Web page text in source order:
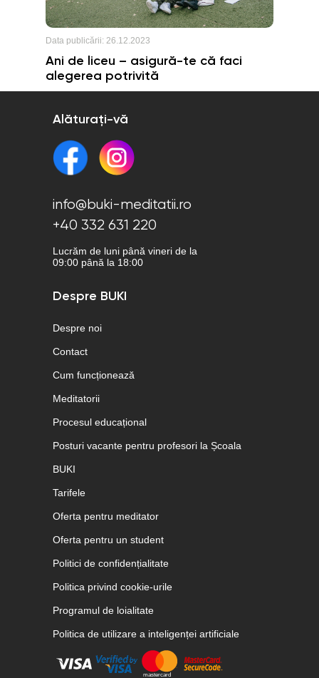
Data publicării: 26.12.2023
Ani de liceu – asigură-te că faci
alegerea potrivită
Alăturați-vă
info@buki-meditatii.ro
+40 332 631 220
Lucrăm de luni până vineri de la
09:00 până la 18:00
Despre BUKI
Despre noi
Contact
Cum funcționează
Meditatorii
Procesul educațional
Posturi vacante pentru profesori la Școala
BUKI
Tarifele
Oferta pentru meditator
Oferta pentru un student
Politici de confidențialitate
Politica privind cookie-urile
Programul de loialitate
Politica de utilizare a inteligenței artificiale